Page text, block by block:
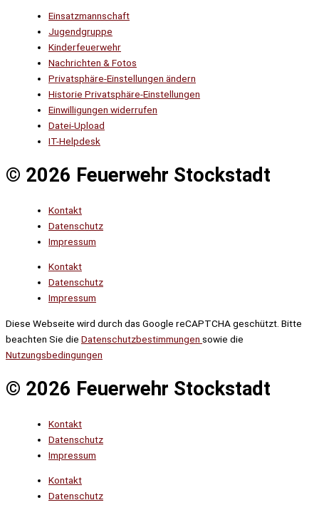
Einsatzmannschaft
Jugendgruppe
Kinderfeuerwehr
Nachrichten & Fotos
Privatsphäre-Einstellungen ändern
Historie Privatsphäre-Einstellungen
Einwilligungen widerrufen
Datei-Upload
IT-Helpdesk
© 2026 Feuerwehr Stockstadt
Kontakt
Datenschutz
Impressum
Kontakt
Datenschutz
Impressum
Diese Webseite wird durch das Google reCAPTCHA geschützt. Bitte
beachten Sie die Datenschutzbestimmungen sowie die
Nutzungsbedingungen
© 2026 Feuerwehr Stockstadt
Kontakt
Datenschutz
Impressum
Kontakt
Datenschutz